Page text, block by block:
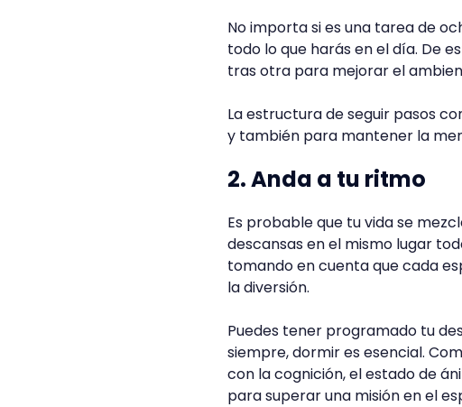
No importa si es una tarea de
todo lo que harás en el día. De
tras otra para mejorar el
La estructura de seguir pasos
y también para mantener la
2. Anda a tu ritmo
Es probable que tu vida se
descansas en el mismo lugar
tomando en cuenta que cada
la diversión.
Puedes tener programado tu
siempre, dormir es esencial.
con la cognición, el estado de
para superar una misión en el